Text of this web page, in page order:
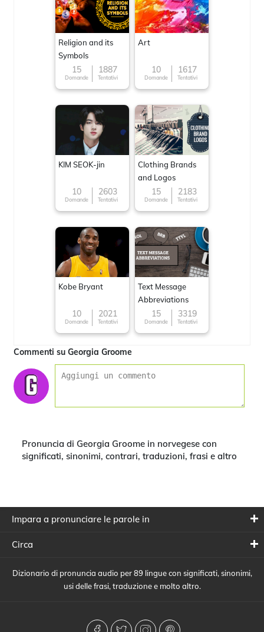
Religion and its
Symbols
15
Domande
1887
Tentativi
Art
10
Domande
1617
Tentativi
KIM SEOK-jin
10
Domande
2603
Tentativi
Clothing Brands
and Logos
15
Domande
2183
Tentativi
Kobe Bryant
10
Domande
2021
Tentativi
Text Message
Abbreviations
15
Domande
3319
Tentativi
Commenti su Georgia Groome
Pronuncia di Georgia Groome in norvegese con
significati, sinonimi, contrari, traduzioni, frasi e altro
Impara a pronunciare le parole in
Circa
Dizionario di pronuncia audio per 89 lingue con significati, sinonimi,
usi delle frasi, traduzione e molto altro.